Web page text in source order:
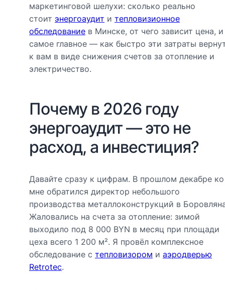
маркетинговой шелухи: сколько реально
стоит энергоаудит и тепловизионное
обследование в Минске, от чего зависит цена,
самое главное — как быстро эти затраты
к вам в виде снижения счетов за отопление и
электричество.
Почему в 2026 году
энергоаудит — это не
расход, а инвестиция?
Давайте сразу к цифрам. В прошлом декабре ко
мне обратился директор небольшого
производства металлоконструкций в
Жаловались на счета за отопление: зимой
выходило под 8 000 BYN в месяц при площади
цеха всего 1 200 м². Я провёл комплексное
обследование с тепловизором и аэродверью
Retrotec.